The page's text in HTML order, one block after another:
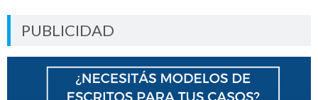
PUBLICIDAD